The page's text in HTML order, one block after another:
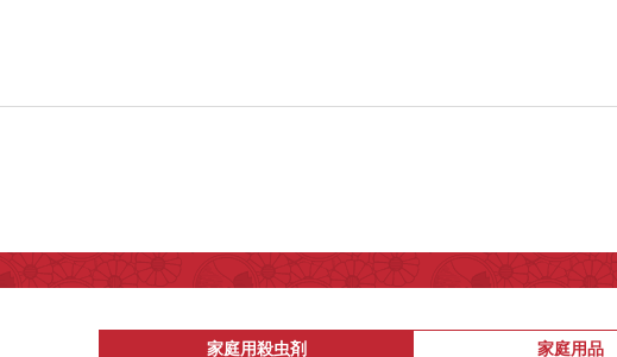
家庭用殺虫剤 家庭用品